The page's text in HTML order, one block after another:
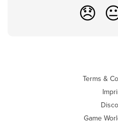
😞
Terms &
Game